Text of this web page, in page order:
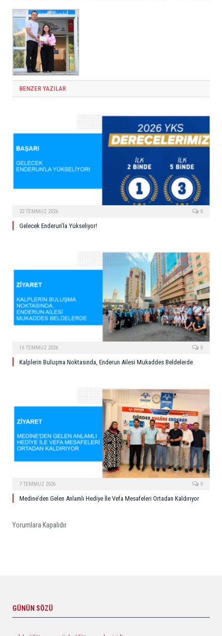
BENZER YAZILAR
22 TEMMUZ 2026 0
Gelecek Enderun’la Yükseliyor!
16 TEMMUZ 2026 0
Kalplerin Buluşma Noktasında, Enderun Ailesi Mukaddes Beldelerde
7 TEMMUZ 2026 0
Medine’den Gelen Anlamlı Hediye İle Vefa Mesafeleri Ortadan Kaldırıyor
Yorumlara Kapalıdır.
GÜNÜN SÖZÜ